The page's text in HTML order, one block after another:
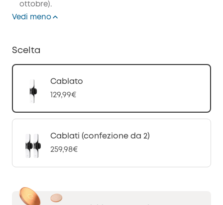
ottobre).
Vedi meno
Scelta
Cablato
129,99€
Cablati (confezione da 2)
259,98€